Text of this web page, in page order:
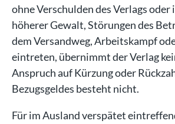
ohne Verschulden des Verlags oder
höherer Gewalt, Störungen des
dem Versandweg, Arbeitskampf
eintreten, übernimmt der Verlag
Anspruch auf Kürzung oder
Bezugsgeldes besteht nicht.
Für im Ausland verspätet